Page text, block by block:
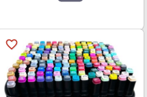
favorite_border